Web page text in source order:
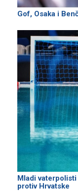
Gof, Osaka i
Mladi
protiv Hrvatske